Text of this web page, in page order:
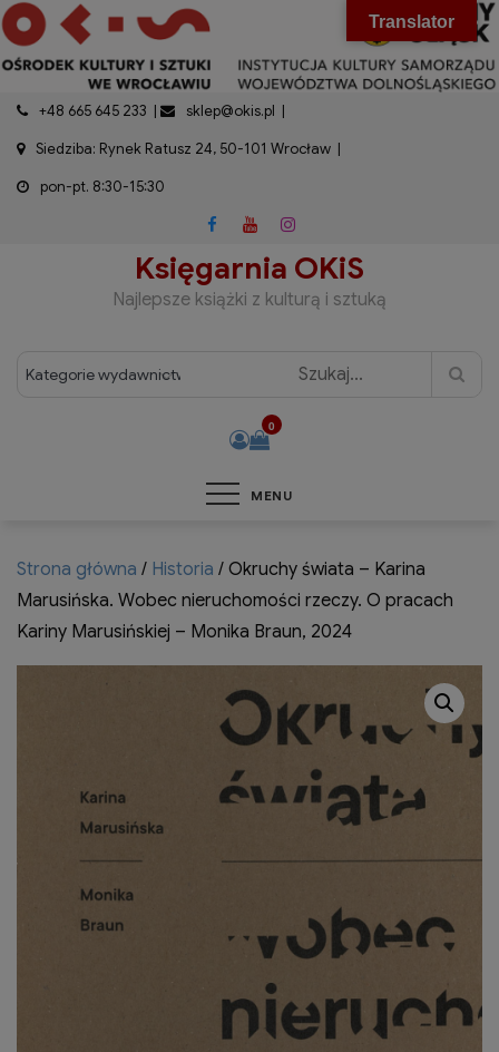
treści
Skip
to
content
+48 665 645 233
sklep@okis.pl
Siedziba: Rynek Ratusz 24, 50-101 Wrocław
pon-pt. 8:30-15:30
Księgarnia OKiS
Najlepsze książki z kulturą i sztuką
0
MENU
Strona główna / Historia / Okruchy świata – Karina
Marusińska. Wobec nieruchomości rzeczy. O pracach
Kariny Marusińskiej – Monika Braun, 2024
Translator